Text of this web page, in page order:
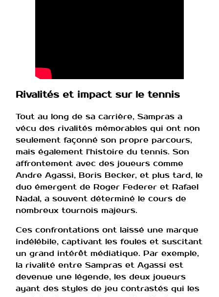
Rivalités et impact sur le tennis
Tout au long de sa carrière, Sampras a
vécu des rivalités mémorables qui ont non
seulement façonné son propre parcours,
mais également l’histoire du tennis. Son
affrontement avec des joueurs comme
Andre Agassi, Boris Becker, et plus tard, le
duo émergent de Roger Federer et Rafael
Nadal, a souvent déterminé le cours de
nombreux tournois majeurs.
Ces confrontations ont laissé une marque
indélébile, captivant les foules et suscitant
un grand intérêt médiatique. Par exemple,
la rivalité entre Sampras et Agassi est
devenue une légende, les deux joueurs
ayant des styles de jeu contrastés qui les